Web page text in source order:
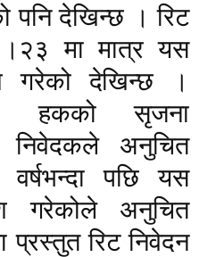
पनि देखिन्छ । रिट
मा मात्र यस
गरेको देखिन्छ ।
हकको सृजना
निवेदकले अनुचित
पछि यस
गरेकोले अनुचित
प्रस्तुत रिट निवेदन